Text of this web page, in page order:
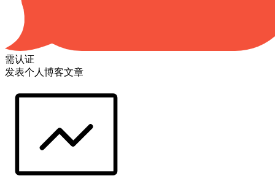
需认证
发表个人博客文章